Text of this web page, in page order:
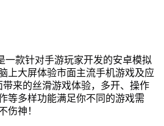
一款针对手游玩家开发的安卓模拟
上大屏体验市面主流手机游戏及应
带来的丝滑游戏体验，多开、操作
等多样功能满足你不同的游戏需
伤神！